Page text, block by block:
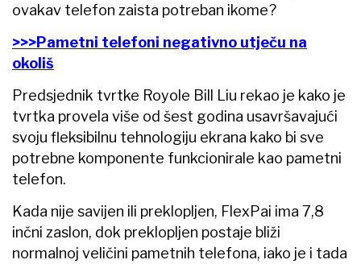
ovakav telefon zaista potreban ikome?
>>>Pametni telefoni negativno utječu na
okoliš
Predsjednik tvrtke Royole Bill Liu rekao je kako je
tvrtka provela više od šest godina usavršavajući
svoju fleksibilnu tehnologiju ekrana kako bi sve
potrebne komponente funkcionirale kao pametni
telefon.
Kada nije savijen ili preklopljen, FlexPai ima 7,8
inčni zaslon, dok preklopljen postaje bliži
normalnoj veličini pametnih telefona, iako je i tada